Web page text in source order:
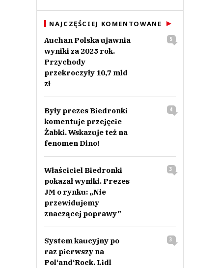
NAJCZĘŚCIEJ KOMENTOWANE
Auchan Polska ujawnia
wyniki za 2025 rok.
Przychody
przekroczyły 10,7 mld
zł
5
Były prezes Biedronki
komentuje przejęcie
Żabki. Wskazuje też na
fenomen Dino!
4
Właściciel Biedronki
pokazał wyniki. Prezes
JM o rynku: „Nie
przewidujemy
znaczącej poprawy”
3
System kaucyjny po
raz pierwszy na
Pol‘and‘Rock. Lidl
3